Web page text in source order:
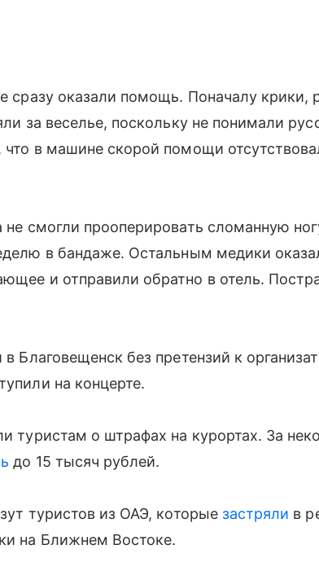
сразу оказали помощь. Поначалу крики,
за веселье, поскольку не понимали
в машине скорой помощи
не смогли прооперировать сломанную
в бандаже. Остальным медики
и отправили обратно в отель.
Благовещенск без претензий к
на концерте.
туристам о штрафах на курортах. За
до 15 тысяч рублей.
туристов из ОАЭ, которые застряли в
на Ближнем Востоке.